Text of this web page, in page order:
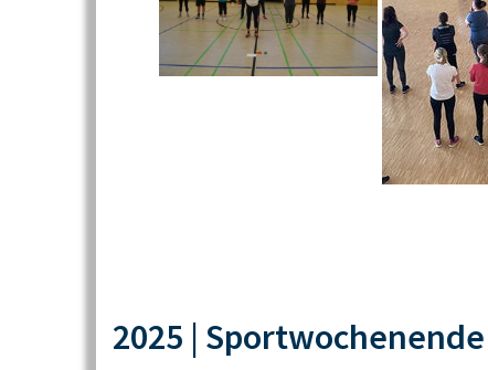
2025 | Sportwochenende